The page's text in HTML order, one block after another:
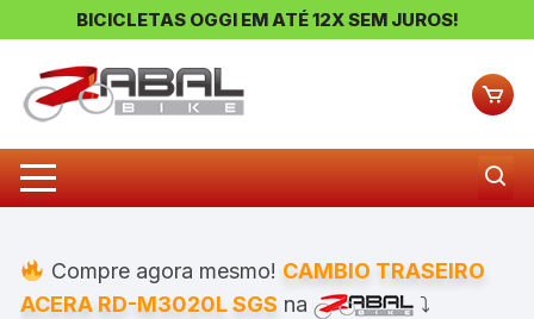
BICICLETAS OGGI EM ATÉ 12X SEM JUROS!
Compre agora mesmo! CAMBIO TRASEIRO
ACERA RD-M3020L SGS na ⤵